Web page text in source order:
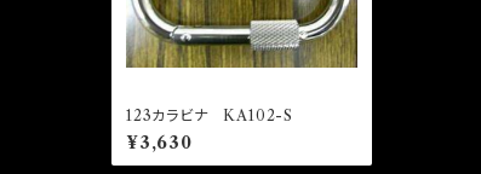
123カラビナ KA102-S
¥3,630